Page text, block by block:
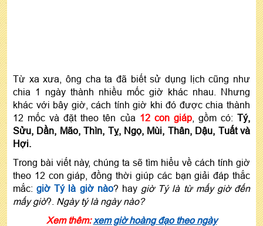
Từ xa xưa, ông cha ta đã biết sử dụng lịch cũng như
chia 1 ngày thành nhiều mốc giờ khác nhau. Nhưng
khác với bây giờ, cách tính giờ khi đó được chia thành
12 mốc và đặt theo tên của 12 con giáp, gồm có: Tý,
Sửu, Dần, Mão, Thìn, Tỵ, Ngọ, Mùi, Thân, Dậu, Tuất và
Hợi.
Trong bài viết này, chúng ta sẽ tìm hiểu về cách tính giờ
theo 12 con giáp, đồng thời giúp các bạn giải đáp thắc
mắc:giờ Tý là giờ nào? hay giờ Tý là từ mấy giờ đến
mấy giờ?. Ngày tý là ngày nào?
Xem thêm: xem giờ hoàng đạo theo ngày